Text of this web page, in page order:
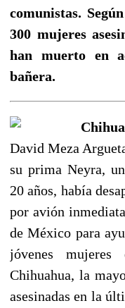
comunistas.
300 mujeres
han muerto en
bañera.
David Meza
su prima Neyra,
20 años, había
por avión
de México para
jóvenes
Chihuahua, la
asesinadas en la